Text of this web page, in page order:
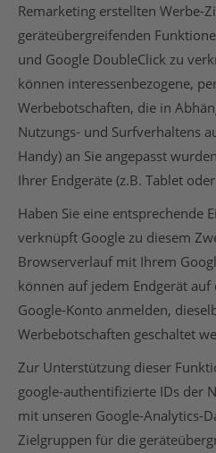
Remarketing erstellten Werbe-
geräteübergreifenden
und Google DoubleClick zu
können interessenbezogene,
Werbebotschaften, die in
Nutzungs- und Surfverhaltens
Handy) an Sie angepasst
Ihrer Endgeräte (z.B. Tablet
Haben Sie eine entsprechende
verknüpft Google zu diesem
Browserverlauf mit Ihrem
können auf jedem Endgerät
Google-Konto anmelden,
Werbebotschaften geschaltet
Zur Unterstützung dieser
google-authentifizierte IDs der
mit unseren Google-Analytics-
Zielgruppen für die